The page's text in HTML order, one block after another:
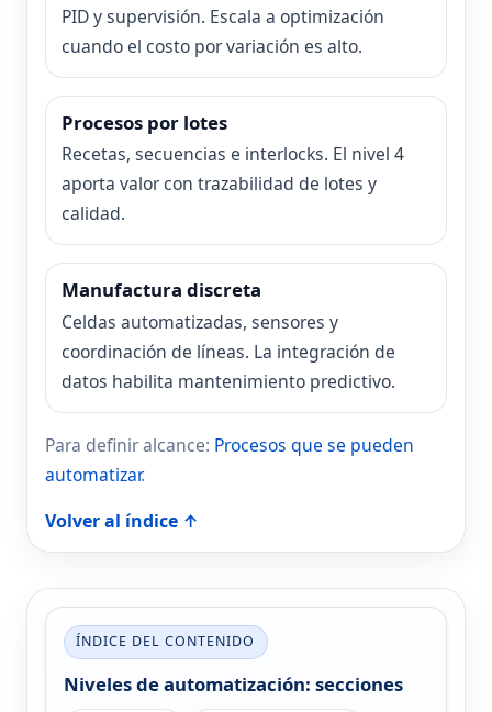
PID y supervisión. Escala a optimización
cuando el costo por variación es alto.
Procesos por lotes
Recetas, secuencias e interlocks. El nivel 4
aporta valor con trazabilidad de lotes y
calidad.
Manufactura discreta
Celdas automatizadas, sensores y
coordinación de líneas. La integración de
datos habilita mantenimiento predictivo.
Para definir alcance: Procesos que se pueden
automatizar.
Volver al índice ↑
ÍNDICE DEL CONTENIDO
Niveles de automatización: secciones